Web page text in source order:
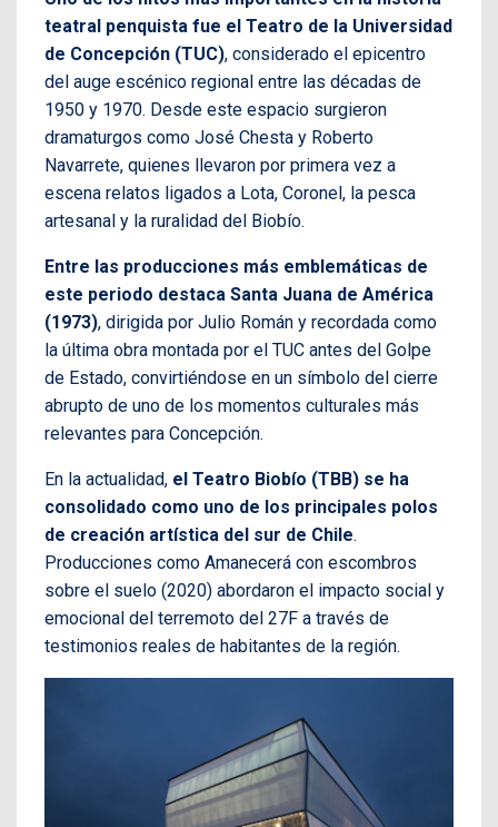
teatral penquista fue el Teatro de la Universidad
de Concepción (TUC), considerado el epicentro
del auge escénico regional entre las décadas de
1950 y 1970. Desde este espacio surgieron
dramaturgos como José Chesta y Roberto
Navarrete, quienes llevaron por primera vez a
escena relatos ligados a Lota, Coronel, la pesca
artesanal y la ruralidad del Biobío.
Entre las producciones más emblemáticas de
este periodo destaca Santa Juana de América
(1973), dirigida por Julio Román y recordada como
la última obra montada por el TUC antes del Golpe
de Estado, convirtiéndose en un símbolo del cierre
abrupto de uno de los momentos culturales más
relevantes para Concepción.
En la actualidad, el Teatro Biobío (TBB) se ha
consolidado como uno de los principales polos
de creación artística del sur de Chile.
Producciones como Amanecerá con escombros
sobre el suelo (2020) abordaron el impacto social y
emocional del terremoto del 27F a través de
testimonios reales de habitantes de la región.